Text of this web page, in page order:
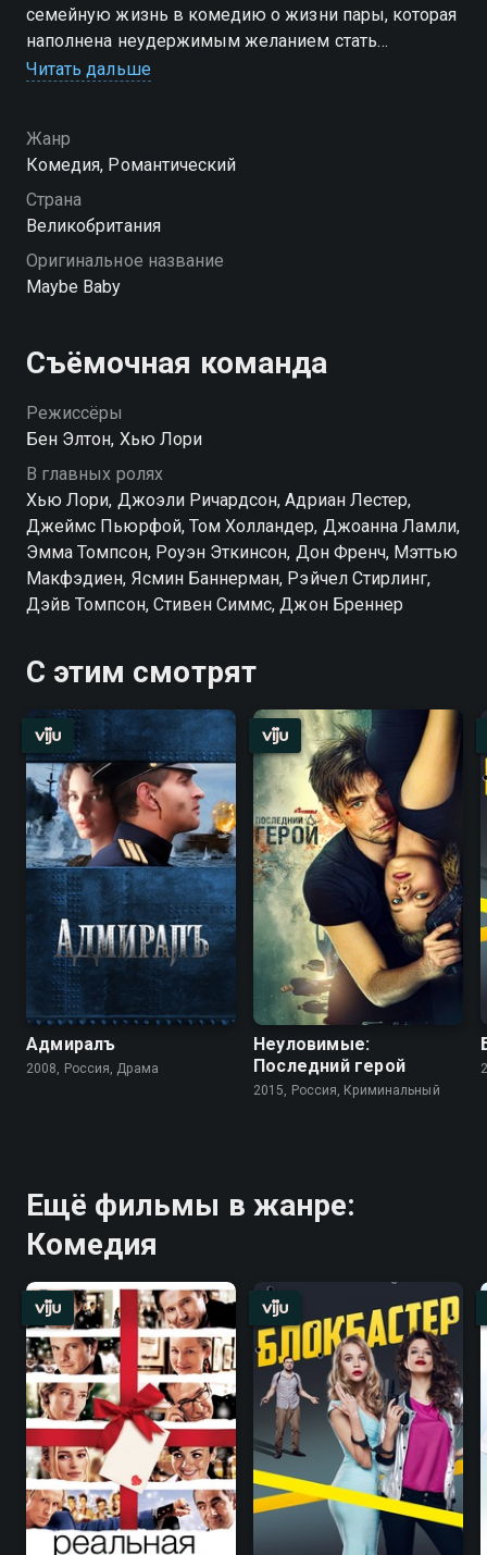
семейную жизнь в комедию о жизни пары, которая
наполнена неудержимым желанием стать
родителями. В соавторы он берёт ничего
Читать дальше
Жанр
Комедия, Романтический
Страна
Великобритания
Оригинальное название
Maybe Baby
Съёмочная команда
Режиссёры
Бен Элтон, Хью Лори
В главных ролях
Хью Лори, Джоэли Ричардсон, Адриан Лестер,
Джеймс Пьюрфой, Том Холландер, Джоанна Ламли,
Эмма Томпсон, Роуэн Эткинсон, Дон Френч, Мэттью
Макфэдиен, Ясмин Баннерман, Рэйчел Стирлинг,
Дэйв Томпсон, Стивен Симмс, Джон Бреннер
С этим смотрят
Адмиралъ
2008, Россия, Драма
Неуловимые:
Последний герой
2015, Россия, Криминальный
Ещё фильмы в жанре:
Комедия